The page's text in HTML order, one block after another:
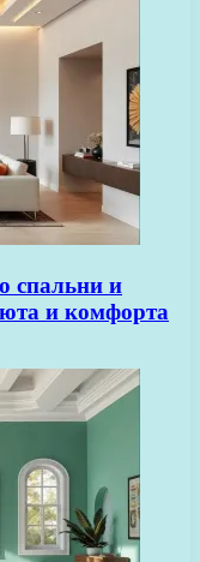
спальни и
и комфорта